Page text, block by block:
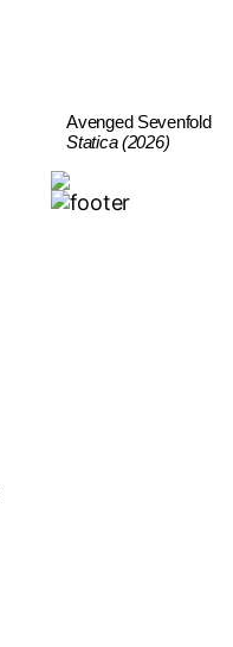
Avenged Sevenfold
Statica (2026)